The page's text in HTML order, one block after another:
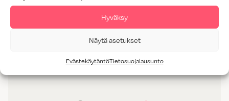
Hyväksy
Näytä asetukset
EvästekäytäntöTietosuojalausunto
HELLA VALKOINEN